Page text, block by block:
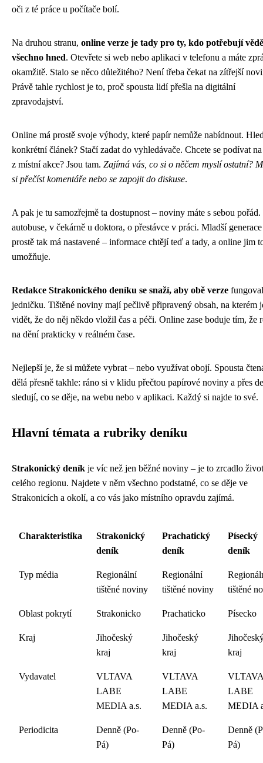
oči z té práce u počítače bolí.
Na druhou stranu, online verze je tady pro ty, kdo potřebují
všechno hned. Otevřete si web nebo aplikaci v telefonu a máte
okamžitě. Stalo se něco důležitého? Není třeba čekat na zítřejší
Právě tahle rychlost je to, proč spousta lidí přešla na digitální
zpravodajství.
Online má prostě svoje výhody, které papír nemůže nabídnout.
konkrétní článek? Stačí zadat do vyhledávače. Chcete se podívat
z místní akce? Jsou tam. Zajímá vás, co si o něčem myslí ostatní?
si přečíst komentáře nebo se zapojit do diskuse.
A pak je tu samozřejmě ta dostupnost – noviny máte s sebou
autobuse, v čekárně u doktora, o přestávce v práci. Mladší
prostě tak má nastavené – informace chtějí teď a tady, a online jim
umožňuje.
Redakce Strakonického deníku se snaží, aby obě verze
jedničku. Tištěné noviny mají pečlivě připravený obsah, na kterém
vidět, že do něj někdo vložil čas a péči. Online zase boduje tím, že
na dění prakticky v reálném čase.
Nejlepší je, že si můžete vybrat – nebo využívat obojí. Spousta
dělá přesně takhle: ráno si v klidu přečtou papírové noviny a přes
sledují, co se děje, na webu nebo v aplikaci. Každý si najde to své.
Hlavní témata a rubriky deníku
Strakonický deník je víc než jen běžné noviny – je to zrcadlo
celého regionu. Najdete v něm všechno podstatné, co se děje ve
Strakonicích a okolí, a co vás jako místního opravdu zajímá.
Charakteristika
Strakonický
deník
Prachatický
deník
Písecký
deník
Typ média
Regionální
tištěné noviny
Regionální
tištěné noviny
tištěné
Oblast pokrytí Strakonicko Prachaticko Písecko
Kraj
Jihočeský
kraj
Jihočeský
kraj
kraj
Vydavatel
VLTAVA
LABE
MEDIA a.s.
VLTAVA
LABE
MEDIA a.s.
VLTAVA
LABE
MEDIA
Periodicita
Denně (Po-
Pá)
Denně (Po-
Pá)
Denně
Pá)